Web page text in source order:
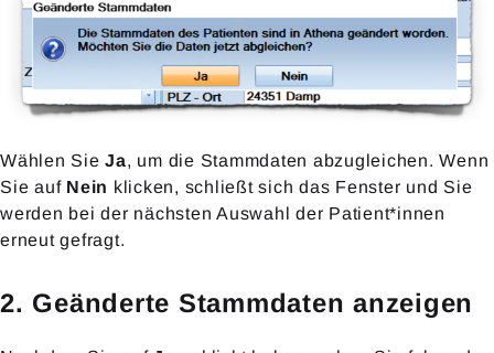
Wählen SieJa, um die Stammdaten abzugleichen. Wenn
Sie auf Nein klicken, schließt sich das Fenster und Sie
werden bei der nächsten Auswahl der Patient*innen
erneut gefragt.
2. Geänderte Stammdaten anzeigen